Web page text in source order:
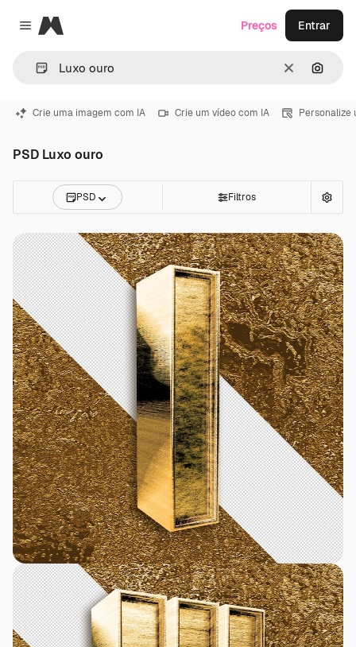
Close menu
Magnific
Limpar
Preços Entrar
Crie uma imagem com IA Crie um vídeo com IA Personalize
PSD Luxo ouro
PSD Filtros